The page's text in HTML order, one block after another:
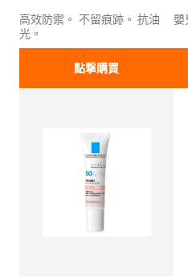
高效防禦。 不留痕跡。 抗油
光。
點撃購買
嬰